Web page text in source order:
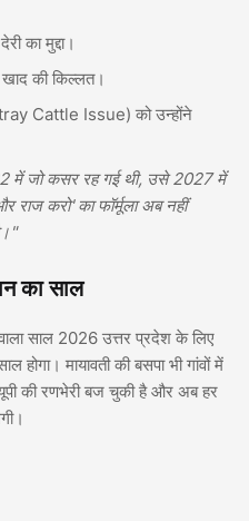
का मुद्दा।
की किल्लत।
Cattle Issue) को उन्होंने
में जो कसर रह गई थी, उसे 2027 में
राज करो' का फॉर्मूला अब नहीं
का साल
साल 2026 उत्तर प्रदेश के लिए
होगा। मायावती की बसपा भी गांवों में
की रणभेरी बज चुकी है और अब हर